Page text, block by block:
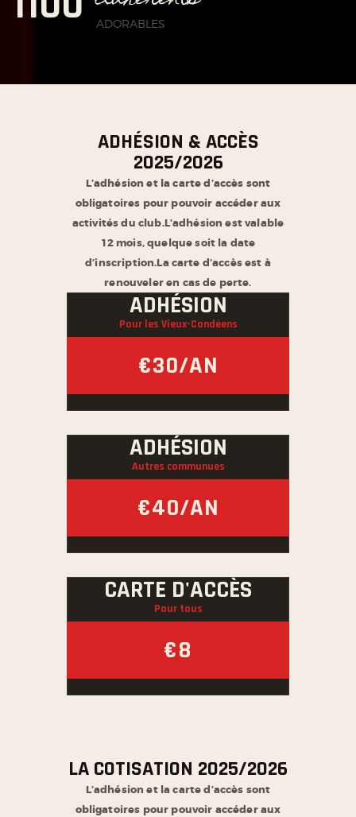
ADORABLES
ADHÉSION & ACCÈS
2025/2026
L’adhésion et la carte d’accès sont
obligatoires pour pouvoir accéder aux
activités du club.L’adhésion est valable
12 mois, quelque soit la date
d’inscription.La carte d’accès est à
renouveler en cas de perte.
ADHÉSION
Pour les Vieux-Condéens
€30/AN
ADHÉSION
Autres communues
€40/AN
CARTE D'ACCÈS
Pour tous
€8
LA COTISATION 2025/2026
L’adhésion et la carte d’accès sont
obligatoires pour pouvoir accéder aux